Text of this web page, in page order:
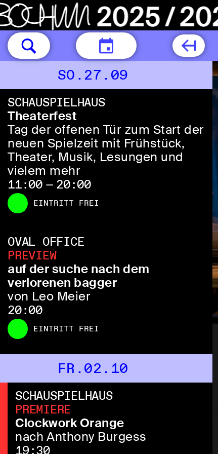
HEUTE
SO.27.09
SCHAUSPIELHAUS
Theaterfest
Tag der offenen Tür zum Start der
neuen Spielzeit mit Frühstück,
Theater, Musik, Lesungen und
vielem mehr
11:00 — 20:00
EINTRITT FREI
OVAL OFFICE
PREVIEW
auf der suche nach dem
verlorenen bagger
von Leo Meier
20:00
EINTRITT FREI
FR.02.10
SCHAUSPIELHAUS
PREMIERE
Clockwork Orange
nach Anthony Burgess
19:30